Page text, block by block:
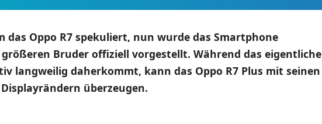
das Oppo R7 spekuliert, nun wurde das Smartphone
Bruder offiziell vorgestellt. Während das eigentliche
langweilig daherkommt, kann das Oppo R7 Plus mit seinen
überzeugen.